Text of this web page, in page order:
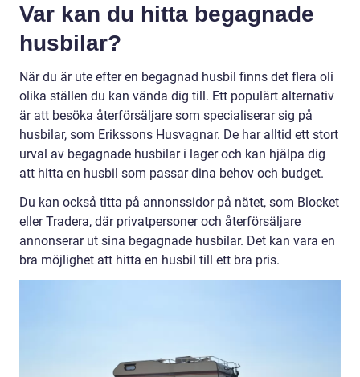
Var kan du hitta begagnade
husbilar?
När du är ute efter en begagnad husbil finns det flera oli
olika ställen du kan vända dig till. Ett populärt alternativ
är att besöka återförsäljare som specialiserar sig på
husbilar, som Erikssons Husvagnar. De har alltid ett stort
urval av begagnade husbilar i lager och kan hjälpa dig
att hitta en husbil som passar dina behov och budget.
Du kan också titta på annonssidor på nätet, som Blocket
eller Tradera, där privatpersoner och återförsäljare
annonserar ut sina begagnade husbilar. Det kan vara en
bra möjlighet att hitta en husbil till ett bra pris.